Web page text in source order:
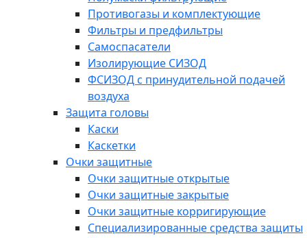
Противогазы и комплектующие
Фильтры и предфильтры
Самоспасатели
Изолирующие СИЗОД
ФСИЗОД с принудительной подачей
воздуха
Защита головы
Каски
Каскетки
Очки защитные
Очки защитные открытые
Очки защитные закрытые
Очки защитные корригирующие
Специализированные средства защиты